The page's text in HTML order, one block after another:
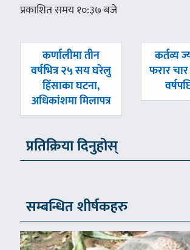
प्रकाशित समय १०:३७ बजे
पछिल्लाे
-
कर्णालीमा तीन
वर्षभित्र २५ सय घरेलु
हिंसाका घटना,
अधिकांशमा मिलापत्र
अघिल्लाे
-
कर्तव्य
फरार
प्रतिक्रिया दिनुहोस्
सम्बन्धित शीर्षकहरु